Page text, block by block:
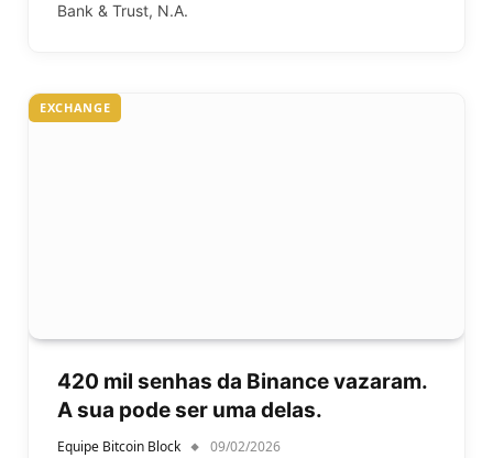
Bank & Trust, N.A.
EXCHANGE
420 mil senhas da Binance vazaram.
A sua pode ser uma delas.
Equipe Bitcoin Block 09/02/2026